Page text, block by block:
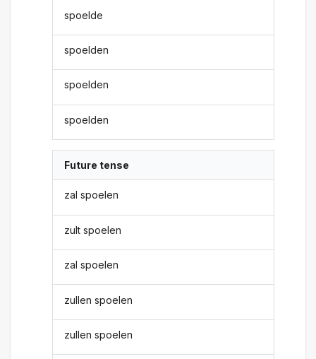
spoelde
spoelden
spoelden
spoelden
Future tense
zal spoelen
zult spoelen
zal spoelen
zullen spoelen
zullen spoelen